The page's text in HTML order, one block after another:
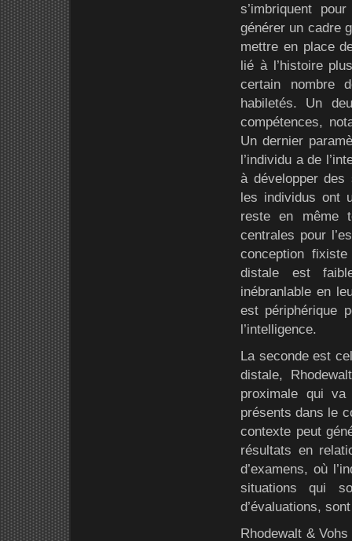
s’imbriquent
générer un cadre
mettre en place
lié à l’histoire
certain nombre
habiletés. Un
compétences,
Un dernier
l’individu a de
à développer des
les individus ont
reste en même
centrales pour
conception
distale est
inébranlable en
est périphérique
l’intelligence.
La seconde est
distale,
proximale qui
présents dans le
contexte peut
résultats en
d’examens, où
situations qui
d’évaluations,
Rhodewalt &